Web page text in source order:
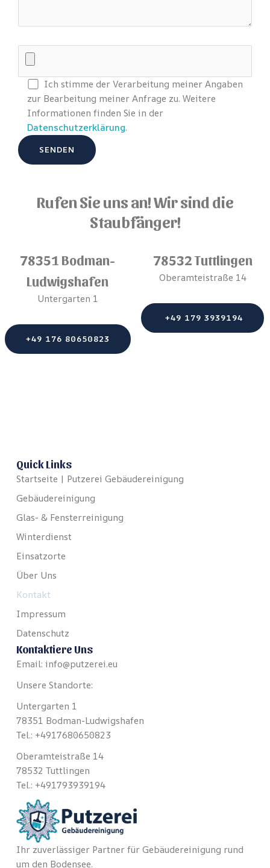
Ich stimme der Verarbeitung meiner Angaben
zur Bearbeitung meiner Anfrage zu. Weitere
Informationen finden Sie in der
Datenschutzerklärung.
Rufen Sie uns an! Wir sind die
Staubfänger!
78351 Bodman-
Ludwigshafen
Untergarten 1
+49 176 80650823‬
78532 Tuttlingen
Oberamteistraße 14
+49 179 3939194
Ihr zuverlässiger Partner für Gebäudereinigung rund
um den Bodensee.
Quick Links
Startseite | Putzerei Gebäudereinigung
Gebäudereinigung
Glas- & Fensterreinigung
Winterdienst
Einsatzorte
Über Uns
Kontakt
Impressum
Datenschutz
Kontaktiere Uns
Email: info@putzerei.eu
Unsere Standorte:
Untergarten 1
78351 Bodman-Ludwigshafen
Tel.: +4917680650823
Oberamteistraße 14
78532 Tuttlingen
Tel.: +491793939194